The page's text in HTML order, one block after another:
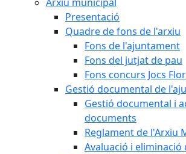
Presentació
Quadre de fons de l'arxiu
Fons de l'ajuntament
Fons del jutjat de pau
Fons concurs Jocs
Gestió documental de
Gestió documental i
documents
Reglament de l'Arxiu
Avaluació i